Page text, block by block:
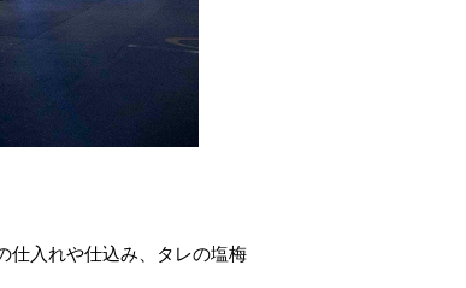
仕入れや仕込み、タレの塩梅